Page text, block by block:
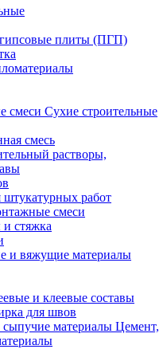
плиты (ПГП)
Сухие строительные
смесь
растворы,
работ
смеси
стяжка
и вяжущие материалы
и клеевые составы
для швов
Цемент,